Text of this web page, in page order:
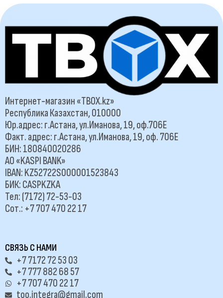
Интернет-магазин «TBOX.kz»
Республика Казахстан, 010000
Юр.адрес: г.Астана, ул.Иманова, 19, оф.706Е
Факт. адрес: г.Астана, ул.Иманова, 19, оф. 706Е
БИН: 180840020286
АО «KASPI BANK»
IBAN: KZ52722S000001523843
БИК: CASPKZKA
Тел: (7172) 72-53-03
Сот.: +7 707 470 22 17
СВЯЗЬ С НАМИ
+7 7172 72 53 03
+7 777 882 68 57
+7 707 470 22 17
too.integra@gmail.com